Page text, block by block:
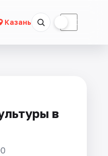
Казань ☾
в